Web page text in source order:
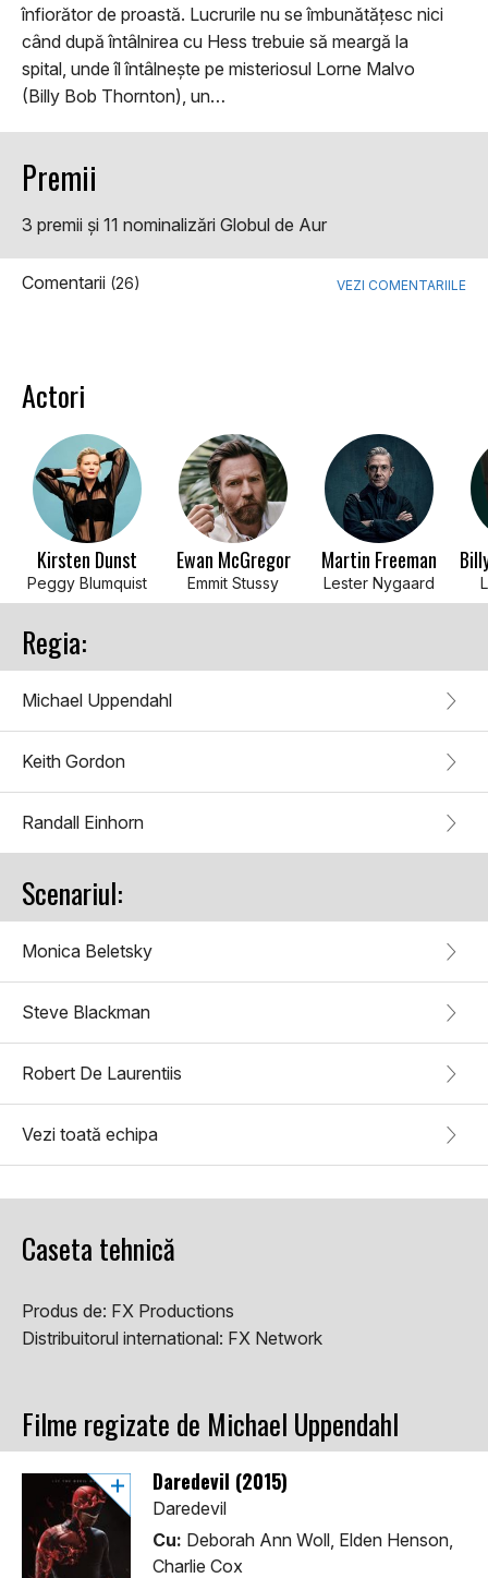
înfiorător de proastă. Lucrurile nu se îmbunătățesc nici
când după întâlnirea cu Hess trebuie să meargă la
spital, unde îl întâlnește pe misteriosul Lorne Malvo
(Billy Bob Thornton), un…
Premii
3 premii şi 11 nominalizări Globul de Aur
Comentarii (26) VEZI COMENTARIILE
Actori
Kirsten Dunst
Peggy Blumquist
Ewan McGregor
Emmit Stussy
Martin Freeman
Lester Nygaard
Regia:
Michael Uppendahl
Keith Gordon
Randall Einhorn
Scenariul:
Monica Beletsky
Steve Blackman
Robert De Laurentiis
Vezi toată echipa
Caseta tehnică
Produs de: FX Productions
Distribuitorul international: FX Network
Filme regizate de Michael Uppendahl
Daredevil (2015)
Daredevil
Cu: Deborah Ann Woll, Elden Henson,
Charlie Cox